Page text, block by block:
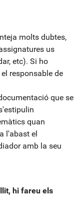
molts dubtes,
us
etc). Si ho
responsable de
que se
quan
l'abast el
amb la seu
hi fareu els